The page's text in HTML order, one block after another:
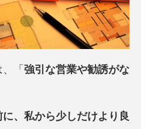
「 強引な営業や勧誘がな
、私から少しだけより良